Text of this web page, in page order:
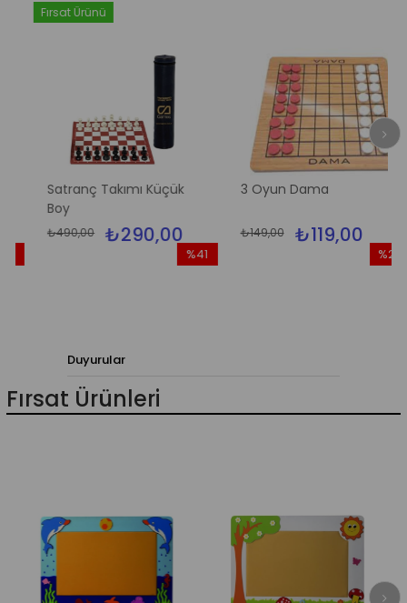
Satranç Takımı Küçük
Boy
₺290,00
₺490,00
%41
Ürün
Fırsat Ürünü
3 Oyun Dama
₺119,00
₺149,00
%20
Duyurular
Fırsat Ürünleri